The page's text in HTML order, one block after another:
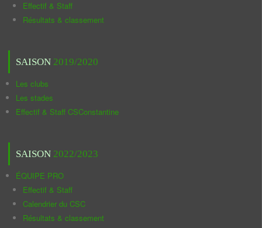
Effectif & Staff
Résultats & classement
SAISON 2019/2020
Les clubs
Les stades
Effectif & Staff CSConstantine
SAISON 2022/2023
ÉQUIPE PRO
Effectif & Staff
Calendrier du CSC
Résultats & classement